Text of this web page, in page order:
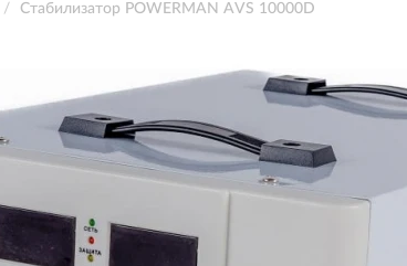
Стабилизатор POWERMAN AVS 10000D